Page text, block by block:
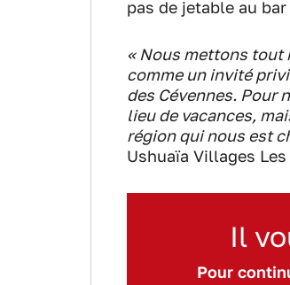
pas de jetable au
« Nous mettons tout
comme un invité
des Cévennes. Pour
lieu de vacances,
région qui nous est
Ushuaïa Villages
Il
Pour